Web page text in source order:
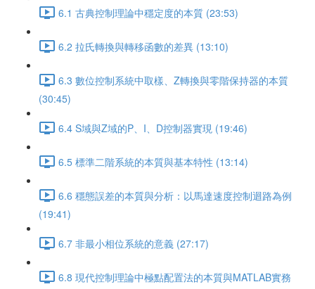
6.1 古典控制理論中穩定度的本質 (23:53)
6.2 拉氏轉換與轉移函數的差異 (13:10)
6.3 數位控制系統中取樣、Z轉換與零階保持器的本質
(30:45)
6.4 S域與Z域的P、I、D控制器實現 (19:46)
6.5 標準二階系統的本質與基本特性 (13:14)
6.6 穩態誤差的本質與分析：以馬達速度控制迴路為例
(19:41)
6.7 非最小相位系統的意義 (27:17)
6.8 現代控制理論中極點配置法的本質與MATLAB實務